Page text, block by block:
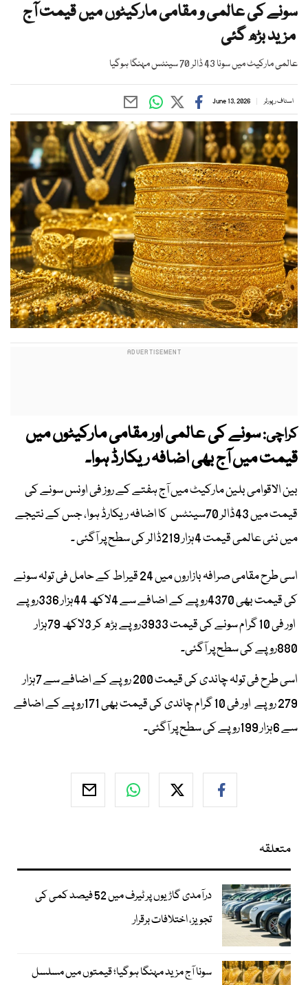
سونے کی عالمی و مقامی مارکیٹوں میں قیمت آج
مزید بڑھ گئی
عالمی مارکیٹ میں سونا 43 ڈالر 70 سینٹس مہنگا ہوگیا
اسٹاف رپورٹر June 13, 2026
کراچی:سونے کی عالمی اور مقامی مارکیٹوں میں
قیمت میں آج بھی اضافہ ریکارڈ ہوا۔
بین الاقوامی بلین مارکیٹ میں آج ہفتے کے روز فی اونس سونے کی
قیمت میں 43ڈالر 70سینٹس کا اضافہ ریکارڈ ہوا، جس کے نتیجے
میں نئی عالمی قیمت 4ہزار 219ڈالر کی سطح پر آگئی ۔
اسی طرح مقامی صرافہ بازاروں میں 24 قیراط کے حامل فی تولہ سونے
کی قیمت بھی 4370روپے کے اضافے سے 4لاکھ 44ہزار 336روپے
اور فی 10 گرام سونے کی قیمت 3933روپے بڑھ کر 3لاکھ 79ہزار
880روپے کی سطح پر آگئی۔
اسی طرح فی تولہ چاندی کی قیمت 200 روپے کے اضافے سے 7ہزار
279 روپے اور فی 10 گرام چاندی کی قیمت بھی 171روپے کے اضافے
سے 6ہزار 199روپے کی سطح پر آگئی۔
متعلقہ
درآمدی گاڑیوں پر ٹیرف میں 52 فیصد کمی کی
تجویز، اختلافات برقرار
سونا آج مزید مہنگا ہوگیا؛ قیمتوں میں مسلسل